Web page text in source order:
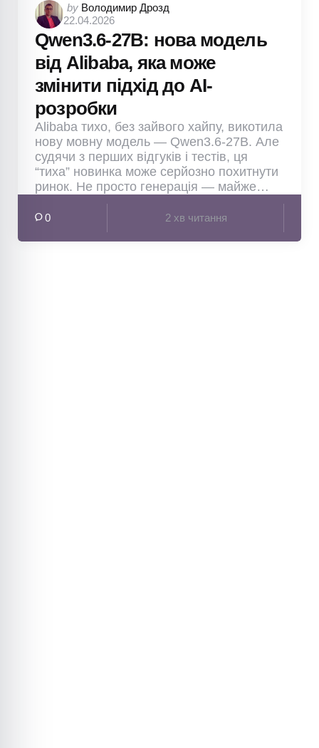
Posted
by
by Володимир Дрозд
22.04.2026
Qwen3.6-27B: нова модель
від Alibaba, яка може
змінити підхід до AI-
розробки
Alibaba тихо, без зайвого хайпу, викотила
нову мовну модель — Qwen3.6-27B. Але
судячи з перших відгуків і тестів, ця
“тиха” новинка може серйозно похитнути
ринок. Не просто генерація — майже…
0 2 хв читання